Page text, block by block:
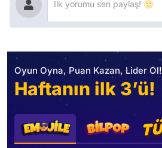
Oyun Oyna, Puan Kazan, Lider Ol!
Haftanın ilk 3’ü!